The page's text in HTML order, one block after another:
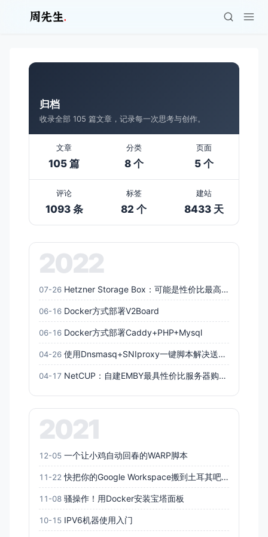
归档
收录全部 105 篇文章，记录每一次思考与创作。
文章
105 篇
分类
8 个
页面
5 个
评论
1093 条
标签
82 个
建站
8433 天
2022
07-26 Hetzner Storage Box：可能是性价比最高的存储
06-16 Docker方式部署V2Board
06-16 Docker方式部署Caddy+PHP+Mysql
04-26 使用Dnsmasq+SNIproxy一键脚本解决送中机
04-17 NetCUP：自建EMBY最具性价比服务器购买指南
2021
12-05 一个让小鸡自动回春的WARP脚本
11-22 快把你的Google Workspace搬到土耳其吧！
11-08 骚操作！用Docker安装宝塔面板
10-15 IPV6机器使用入门